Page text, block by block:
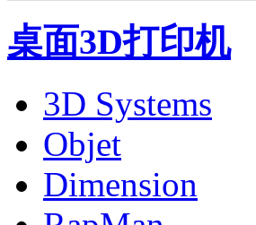
桌面3D打印机
3D Systems
Objet
Dimension